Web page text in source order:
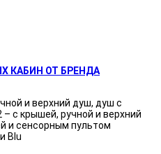
КАБИН ОТ БРЕНДА
и верхний душ, душ с
с крышей, ручной и верхний
и сенсорным пультом
Blu